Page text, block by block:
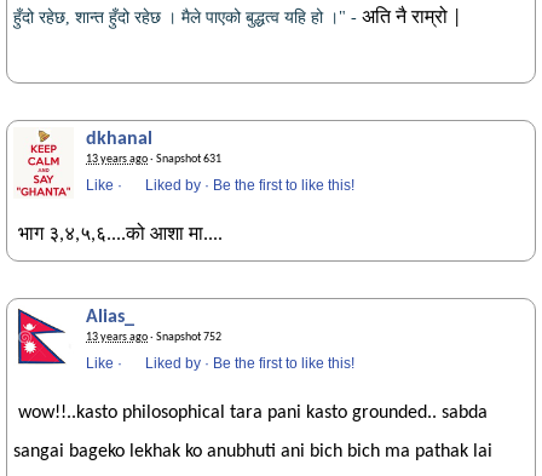
हुँदो रहेछ, शान्त हुँदो रहेछ । मैले पाएको बुद्धत्व यहि हो ।" - अति नै राम्रो |
dkhanal
13 years ago· Snapshot 631
Like · Liked by · Be the first to like this!
भाग ३,४,५,६....को आशा मा....
Alias_
13 years ago· Snapshot 752
Like · Liked by · Be the first to like this!
wow!!..kasto philosophical tara pani kasto grounded.. sabda
sangai bageko lekhak ko anubhuti ani bich bich ma pathak lai